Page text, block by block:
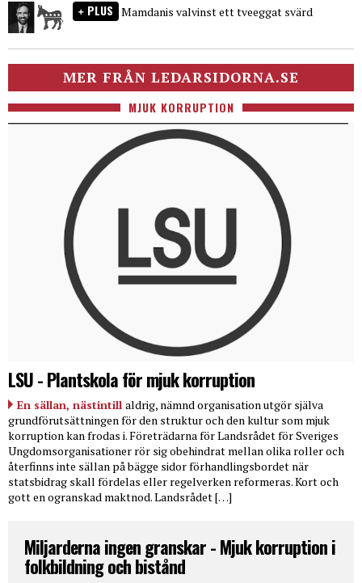
PLUS Mamdanis valvinst ett tveeggat svärd
MER FRÅN LEDARSIDORNA.SE
MJUK KORRUPTION
LSU - Plantskola för mjuk korruption
En sällan, nästintill aldrig, nämnd organisation utgör själva
grundförutsättningen för den struktur och den kultur som mjuk
korruption kan frodas i. Företrädarna för Landsrådet för Sveriges
Ungdomsorganisationer rör sig obehindrat mellan olika roller och
återfinns inte sällan på bägge sidor förhandlingsbordet när
statsbidrag skall fördelas eller regelverken reformeras. Kort och
gott en ogranskad maktnod. Landsrådet […]
Miljarderna ingen granskar - Mjuk korruption i
folkbildning och bistånd